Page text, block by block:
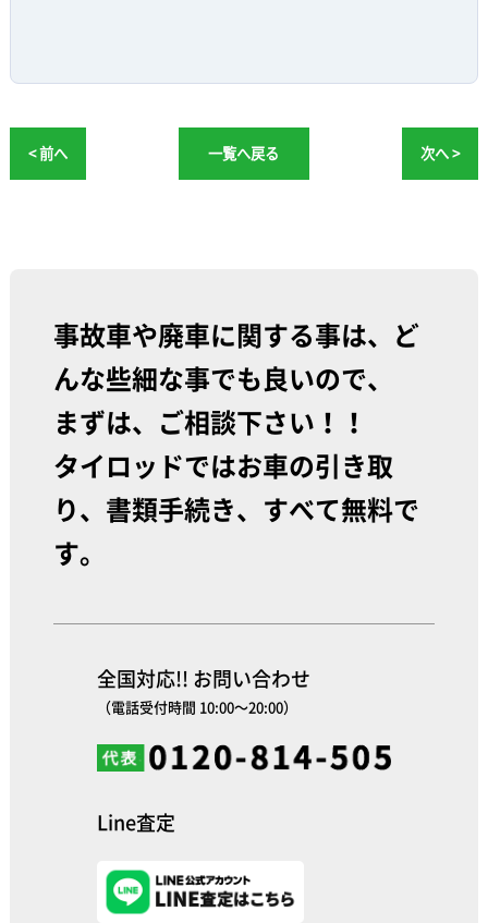
< 前へ 一覧へ戻る 次へ >
事故車や廃車に関する事は、ど
んな些細な事でも良いので、
まずは、ご相談下さい！！
タイロッドではお車の引き取
り、書類手続き、すべて無料で
す。
全国対応!! お問い合わせ
（電話受付時間 10:00～20:00）
Line査定